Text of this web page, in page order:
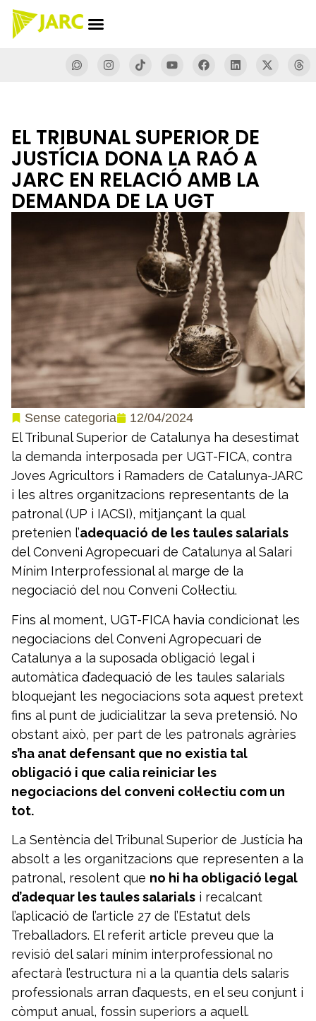
EL TRIBUNAL SUPERIOR DE
JUSTÍCIA DONA LA RAÓ A
JARC EN RELACIÓ AMB LA
DEMANDA DE LA UGT
Sense categoria 12/04/2024
El Tribunal Superior de Catalunya ha desestimat
la demanda interposada per UGT-FICA, contra
Joves Agricultors i Ramaders de Catalunya-JARC
i les altres organitzacions representants de la
patronal (UP i IACSI), mitjançant la qual
pretenien l’adequació de les taules salarials
del Conveni Agropecuari de Catalunya al Salari
Mínim Interprofessional al marge de la
negociació del nou Conveni Col·lectiu.
Fins al moment, UGT-FICA havia condicionat les
negociacions del Conveni Agropecuari de
Catalunya a la suposada obligació legal i
automàtica d’adequació de les taules salarials
bloquejant les negociacions sota aquest pretext
fins al punt de judicialitzar la seva pretensió. No
obstant això, per part de les patronals agràries
s’ha anat defensant que no existia tal
obligació i que calia reiniciar les
negociacions del conveni col·lectiu com un
tot.
La Sentència del Tribunal Superior de Justícia ha
absolt a les organitzacions que representen a la
patronal, resolent que no hi ha obligació legal
d’adequar les taules salarials i recalcant
l’aplicació de l’article 27 de l’Estatut dels
Treballadors. El referit article preveu que la
revisió del salari mínim interprofessional no
afectarà l’estructura ni a la quantia dels salaris
professionals arran d’aquests, en el seu conjunt i
còmput anual, fossin superiors a aquell.